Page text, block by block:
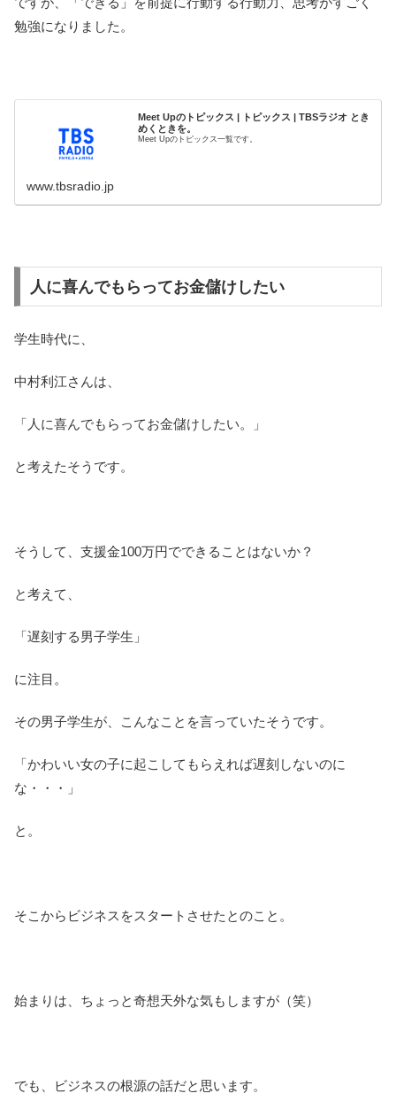
勉強になりました。
Meet Upのトピックス | トピックス | TBSラジオ とき
めくときを。
Meet Upのトピックス一覧です。
www.tbsradio.jp
人に喜んでもらってお金儲けしたい
学生時代に、
中村利江さんは、
「人に喜んでもらってお金儲けしたい。」
と考えたそうです。
そうして、支援金100万円でできることはないか？
と考えて、
「遅刻する男子学生」
に注目。
その男子学生が、こんなことを言っていたそうです。
「かわいい女の子に起こしてもらえれば遅刻しないのに
な・・・」
と。
そこからビジネスをスタートさせたとのこと。
始まりは、ちょっと奇想天外な気もしますが（笑）
でも、ビジネスの根源の話だと思います。